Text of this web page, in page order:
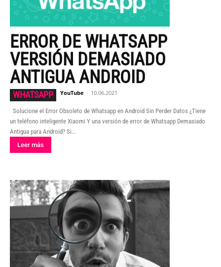
ERROR DE WHATSAPP
VERSIÓN DEMASIADO
ANTIGUA ANDROID
WHATSAPP YouTube - 10.06.2021
Solucione el Error Obsoleto de Whatsapp en Android Sin Perder Datos ¿Tiene
un teléfono inteligente Xiaomi Y una versión de error de Whatsapp Demasiado
Antigua para Android? Si...
Leer más